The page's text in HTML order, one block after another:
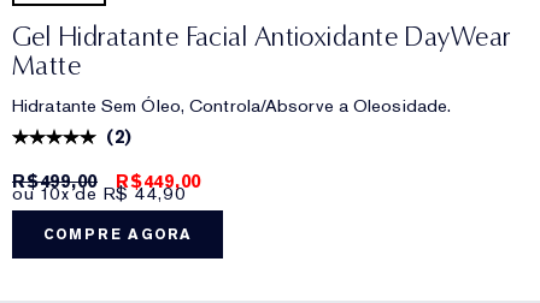
Gel Hidratante Facial Antioxidante DayWear
Matte
Hidratante Sem Óleo, Controla/Absorve a Oleosidade.
(2)
R$499,00
R$449,00
ou 10x de R$ 44,90
COMPRE AGORA